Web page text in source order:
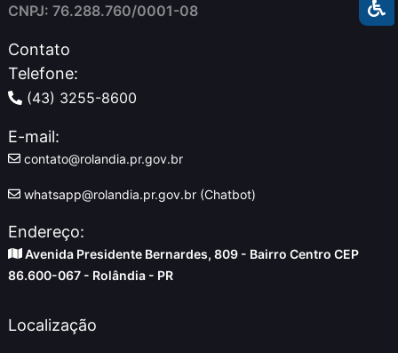
CNPJ: 76.288.760/0001-08
Contato
Telefone:
(43) 3255-8600
E-mail:
contato@rolandia.pr.gov.br
whatsapp@rolandia.pr.gov.br (Chatbot)
Endereço:
Avenida Presidente Bernardes, 809 - Bairro Centro CEP
86.600-067 - Rolândia - PR
Localização